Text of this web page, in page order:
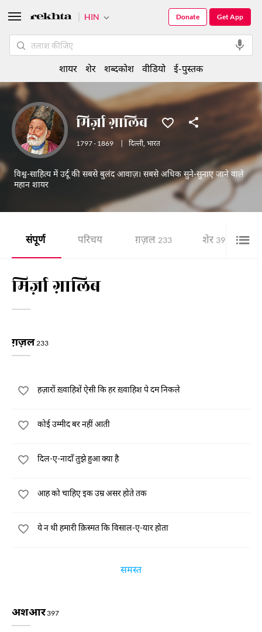
मिर्ज़ा ग़ालिब
1797 - 1869 दिल्ली, भारत
विश्व-साहित्य में उर्दू की सबसे बुलंद आवाज़। सबसे अधिक सुने-सुनाए जाने वाले
महान शायर
संपूर्ण परिचय ग़ज़ल 233 शेर 397
मिर्ज़ा ग़ालिब
ग़ज़ल233
हज़ारों ख़्वाहिशें ऐसी कि हर ख़्वाहिश पे दम निकले
कोई उम्मीद बर नहीं आती
दिल-ए-नादाँ तुझे हुआ क्या है
आह को चाहिए इक उम्र असर होते तक
ये न थी हमारी क़िस्मत कि विसाल-ए-यार होता
समस्त
अशआर397
HIN Get App
Donate
शायर शेर शब्दकोश वीडियो ई-पुस्तक